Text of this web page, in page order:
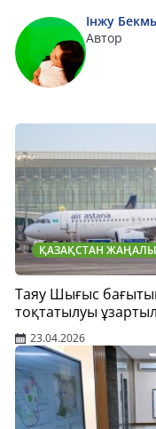
Інжу
Автор
ҚАЗАҚСТАН
Таяу Шығыс
тоқтатылуы
23.04.2026